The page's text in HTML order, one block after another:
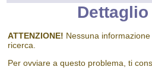
ATTENZIONE! Nessuna
ricerca.
Per ovviare a questo problema, ti